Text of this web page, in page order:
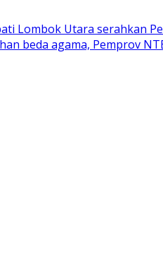
Lombok Utara serahkan
beda agama, Pemprov